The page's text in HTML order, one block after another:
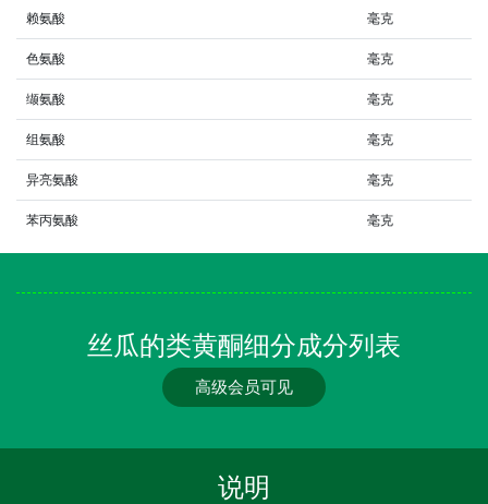
赖氨酸 毫克
色氨酸 毫克
缬氨酸 毫克
组氨酸 毫克
异亮氨酸 毫克
苯丙氨酸 毫克
丝瓜的类黄酮细分成分列表
高级会员可见
说明